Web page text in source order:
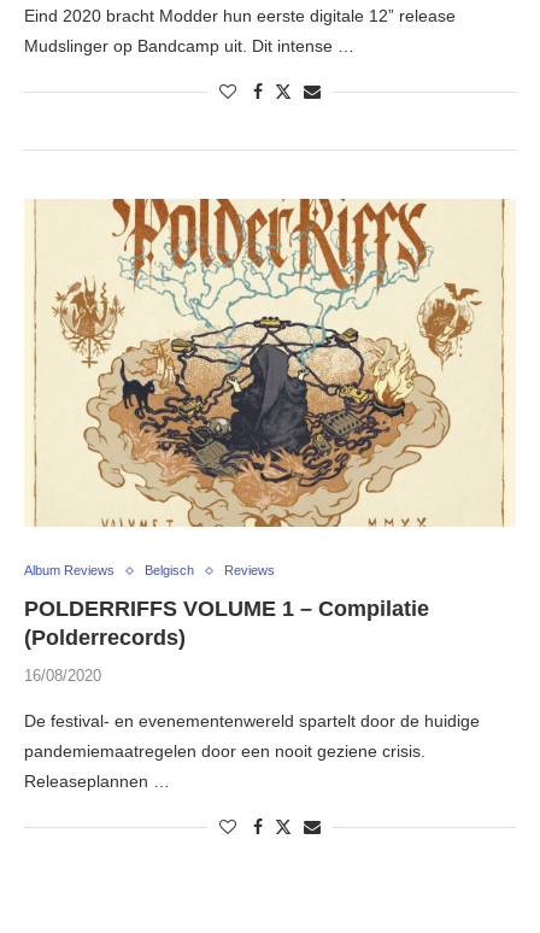
Eind 2020 bracht Modder hun eerste digitale 12” release
Mudslinger op Bandcamp uit. Dit intense …
Album Reviews Belgisch Reviews
POLDERRIFFS VOLUME 1 – Compilatie
(Polderrecords)
16/08/2020
De festival- en evenementenwereld spartelt door de huidige
pandemiemaatregelen door een nooit geziene crisis.
Releaseplannen …